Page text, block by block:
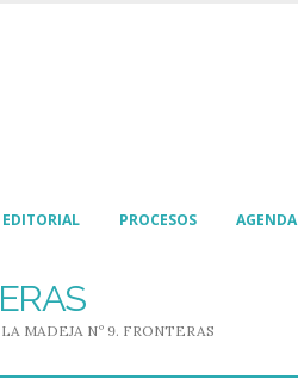
EDITORIAL PROCESOS AGENDA
LA MADEJA Nº 9. FRONTERAS